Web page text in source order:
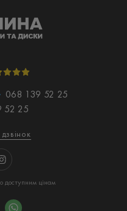
068 139 52 25
52 25
доступним цінам